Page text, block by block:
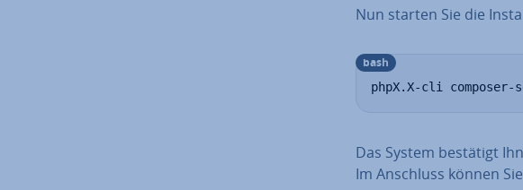
Nun starten Sie die
phpX.X-cli composer-
bash
Das System bestätigt
Im Anschluss können